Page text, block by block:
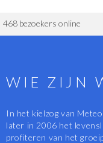
468 bezoekers online
WIE ZIJN
In het kielzog van
later in 2006 het
profiteren van het